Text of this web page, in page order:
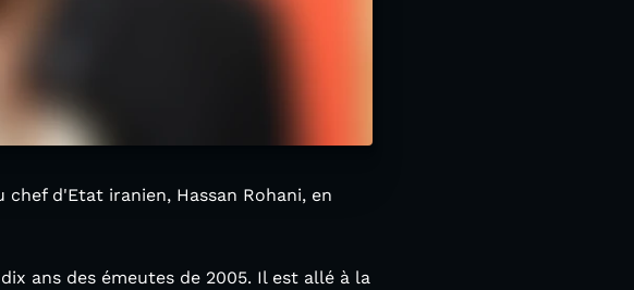
d'Etat iranien, Hassan Rohani, en
ans des émeutes de 2005. Il est allé à la